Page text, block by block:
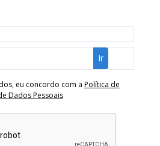
eu concordo com a Política de
Dados Pessoais